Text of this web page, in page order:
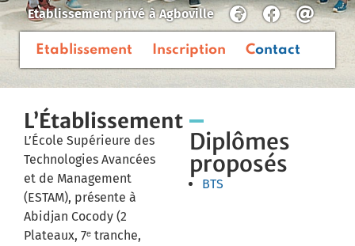
Etablissement privé àAgboville
Etablissement Inscription Contact
L’Établissement
L’École Supérieure des
Technologies Avancées
et de Management
(ESTAM), présente à
Abidjan Cocody (2
Plateaux, 7ᵉ tranche,
Diplômes
proposés
BTS